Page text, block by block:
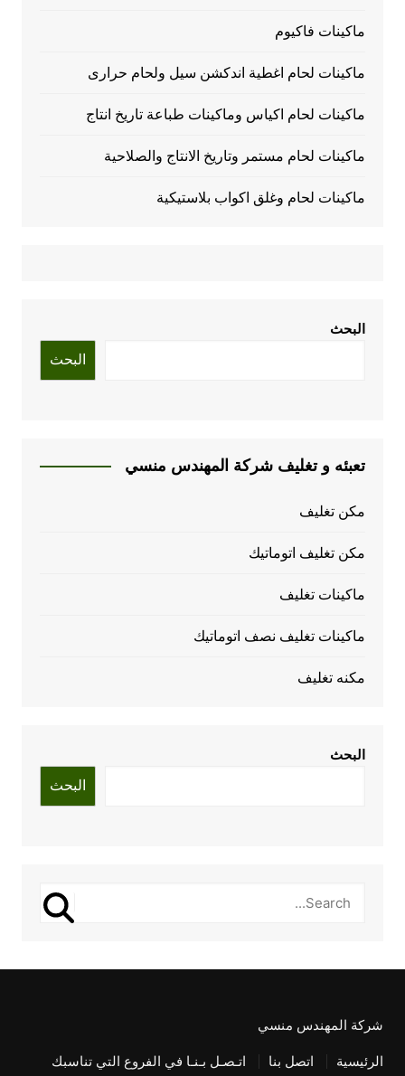
ماكينات فاكيوم
ماكينات لحام اغطية اندكشن سيل ولحام حرارى
ماكينات لحام اكياس وماكينات طباعة تاريخ انتاج
ماكينات لحام مستمر وتاريخ الانتاج والصلاحية
ماكينات لحام وغلق اكواب بلاستيكية
البحث
البحث
تعبئه و تغليف شركة المهندس منسي
مكن تغليف
مكن تغليف اتوماتيك
ماكينات تغليف
ماكينات تغليف نصف اتوماتيك
مكنه تغليف
البحث
البحث
شركة المهندس منسي
الرئيسية اتصل بنا اتـصـل بـنـا في الفروع التي تناسبك